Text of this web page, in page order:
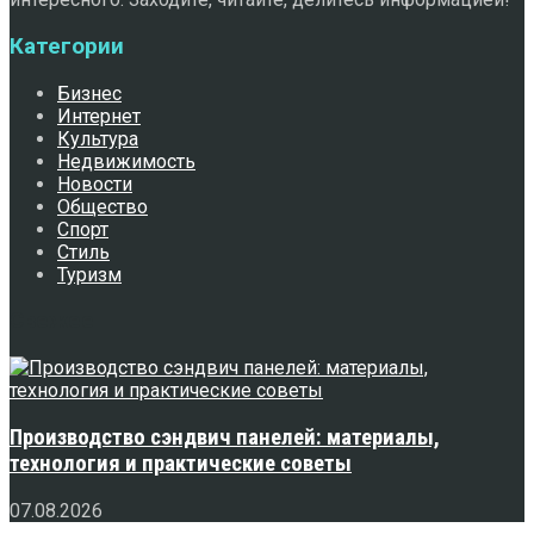
Категории
Бизнес
Интернет
Культура
Недвижимость
Новости
Общество
Спорт
Стиль
Туризм
Производство сэндвич панелей: материалы,
технология и практические советы
07.08.2026